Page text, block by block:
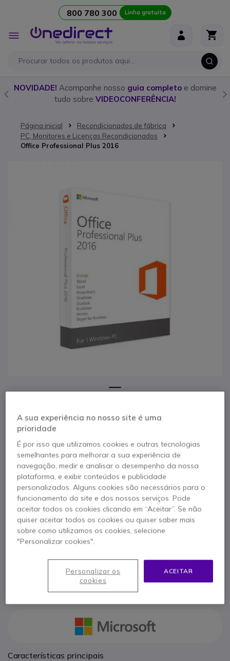
800 780 300 Linha gratuita
Alternar
Nav
NOVIDADE! Acompanhe nosso guia completoe domine
tudo sobre VIDEOCONFERÊNCIA!
Página inicial
Recondicionados de fábrica
PC, Monitores e Licenças Recondicionados
Office Professional Plus 2016
Office Professional
Plus 2016
Referência produto: MICRO79P05552R // Referência de fabricante: 79P-
05552
Produtividade avançada para empresas
RECONDICIONADO
109,95 € s/iva 135,24 € Iva Incl.
ADICIONAR AO CARRINHO
Características principais
A sua experiência no nosso site é uma
prioridade
É por isso que utilizamos cookies e outras tecnologias
semelhantes para melhorar a sua experiência de
navegação, medir e analisar o desempenho da nossa
plataforma, e exibir conteúdos e publicidade
personalizados. Alguns cookies são necessários para o
funcionamento do site e dos nossos serviços. Pode
aceitar todos os cookies clicando em “Aceitar”. Se não
quiser aceitar todos os cookies ou quiser saber mais
sobre como utilizamos os cookies, selecione
"Personalizar cookies".
ACEITAR
Personalizar os
cookies